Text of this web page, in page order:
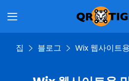
집 블로그 Wix 웹사이트